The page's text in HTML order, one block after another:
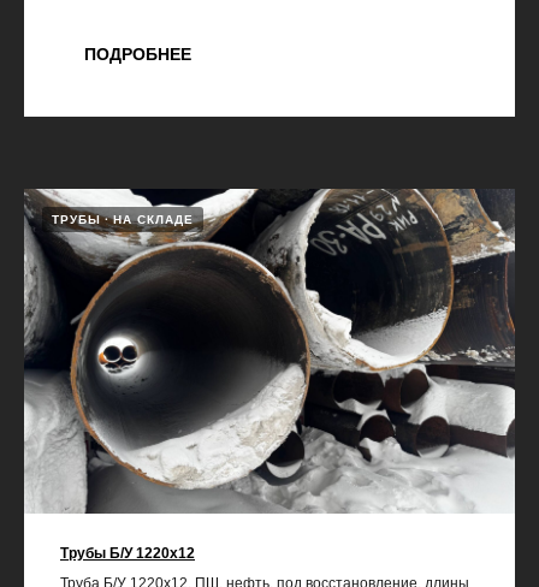
ПОДРОБНЕЕ
ТРУБЫ НА СКЛАДЕ
Трубы Б/У 1220х12
Труба Б/У 1220х12, ПШ, нефть, под восстановление, длины